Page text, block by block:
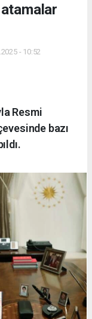
- 10:52
Resmi
bazı